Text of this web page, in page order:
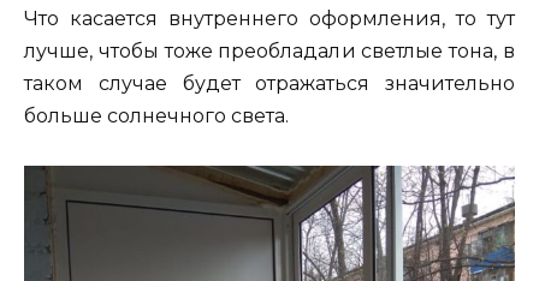
Что касается внутреннего оформления, то тут
лучше, чтобы тоже преобладали светлые тона, в
таком случае будет отражаться значительно
больше солнечного света.